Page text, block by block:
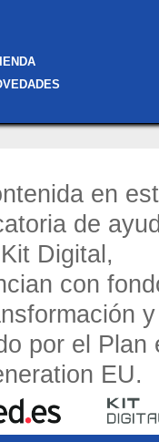
en
de
Kit Digital,
con
por el Plan
EU.